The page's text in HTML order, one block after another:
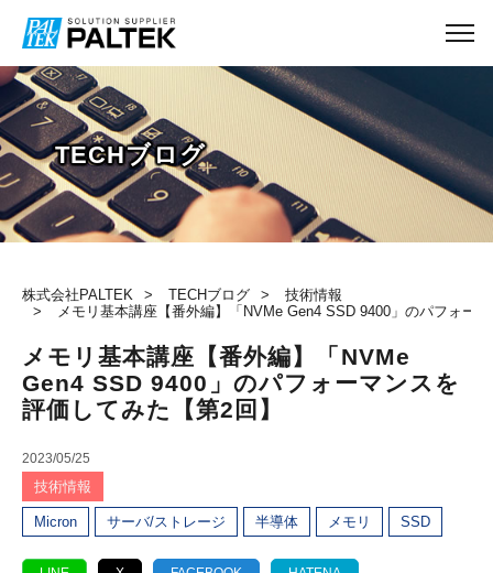
株式会社PALTEK TECHブログ
技術情報
メモリ基本講座【番外編】「NVMe Gen4 SSD 9400」のパフォー
TECHブログ
メモリ基本講座【番外編】「NVMe
Gen4 SSD 9400」のパフォーマンスを
評価してみた【第2回】
2023/05/25
技術情報
Micron サーバ/ストレージ 半導体 メモリ SSD